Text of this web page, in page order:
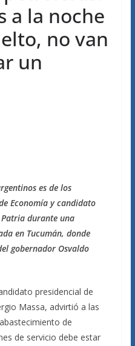
a la noche
no van
un
es de los
Economía y candidato
durante una
en Tucumán, donde
gobernador Osvaldo
presidencial de
Massa, advirtió a las
de
de servicio debe estar